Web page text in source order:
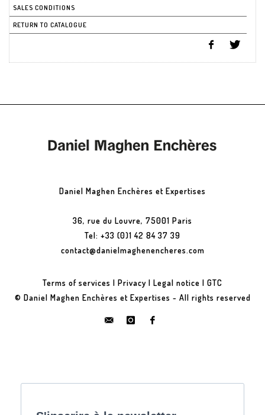
SALES CONDITIONS
RETURN TO CATALOGUE
Daniel Maghen Enchères et Expertises
36, rue du Louvre, 75001 Paris
Tel: +33 (0)1 42 84 37 39
contact@danielmaghenencheres.com
Terms of services | Privacy | Legal notice | GTC
© Daniel Maghen Enchères et Expertises - All rights reserved